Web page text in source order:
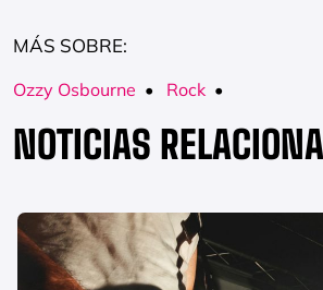
MÁS SOBRE:
Ozzy Osbourne • Rock •
NOTICIAS